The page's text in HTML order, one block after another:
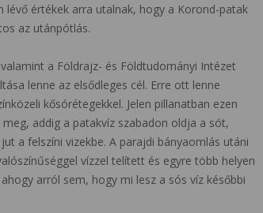
lévő értékek arra utalnak, hogy a Korond-patak
az utánpótlás.
a Földrajz- és Földtudományi Intézet
lenne az elsődleges cél. Erre ott lenne
kősórétegekkel. Jelen pillanatban ezen
addig a patakvíz szabadon oldja a sót,
a felszíni vizekbe. A parajdi bányaomlás utáni
vízzel telített és egyre több helyen
arról sem, hogy mi lesz a sós víz későbbi